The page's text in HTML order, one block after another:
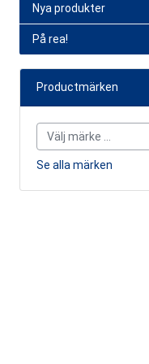
Nya produkter
På rea!
Productmärken
Se alla märken